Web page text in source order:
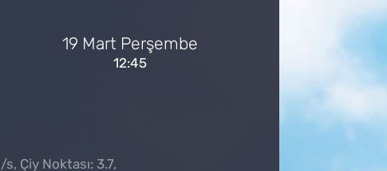
19 Mart Perşembe
12:45
Çiy Noktası: 3.7,